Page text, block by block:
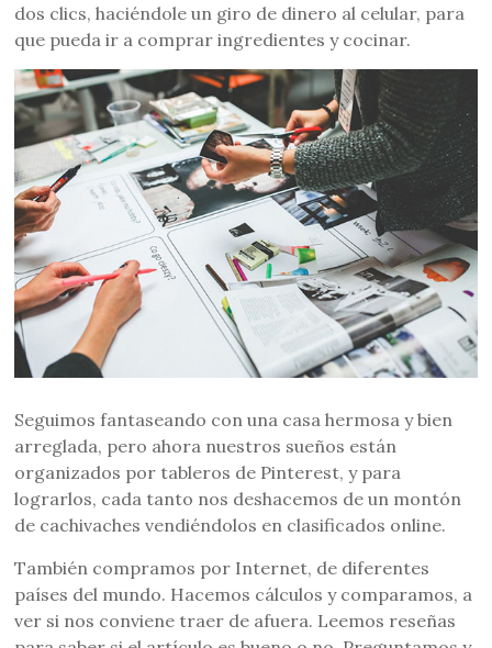
dos clics, haciéndole un giro de dinero al celular, para
que pueda ir a comprar ingredientes y cocinar.
Seguimos fantaseando con una casa hermosa y bien
arreglada, pero ahora nuestros sueños están
organizados por tableros de Pinterest, y para
lograrlos, cada tanto nos deshacemos de un montón
de cachivaches vendiéndolos en clasificados online.
También compramos por Internet, de diferentes
países del mundo. Hacemos cálculos y comparamos, a
ver si nos conviene traer de afuera. Leemos reseñas